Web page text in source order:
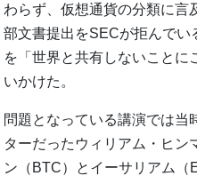
わらず、仮想通貨の分類に言
部文書提出をSECが拒んで
を「世界と共有しないことに
いかけた。
問題となっている講演では当
ターだったウィリアム・ヒン
ン（BTC）とイーサリアム（